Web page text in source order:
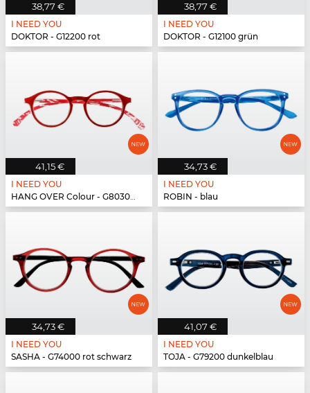
38,77 €
I NEED YOU
DOKTOR - G12200 rot
38,77 €
I NEED YOU
DOKTOR - G12100 grün
41,15 €
I NEED YOU
HANG OVER Colour - G80300 rot
34,73 €
I NEED YOU
ROBIN - blau
34,73 €
I NEED YOU
SASHA - G74000 rot schwarz
41,07 €
I NEED YOU
TOJA - G79200 dunkelblau